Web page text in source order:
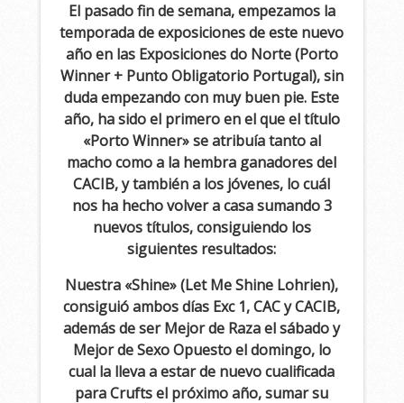
El pasado fin de semana, empezamos la
temporada de exposiciones de este nuevo
año en las Exposiciones do Norte (Porto
Winner + Punto Obligatorio Portugal), sin
duda empezando con muy buen pie. Este
año, ha sido el primero en el que el título
«Porto Winner» se atribuía tanto al
macho como a la hembra ganadores del
CACIB, y también a los jóvenes, lo cuál
nos ha hecho volver a casa sumando 3
nuevos títulos, consiguiendo los
siguientes resultados:
Nuestra «Shine» (Let Me Shine Lohrien),
consiguió ambos días Exc 1, CAC y CACIB,
además de ser Mejor de Raza el sábado y
Mejor de Sexo Opuesto el domingo, lo
cual la lleva a estar de nuevo cualificada
para Crufts el próximo año, sumar su